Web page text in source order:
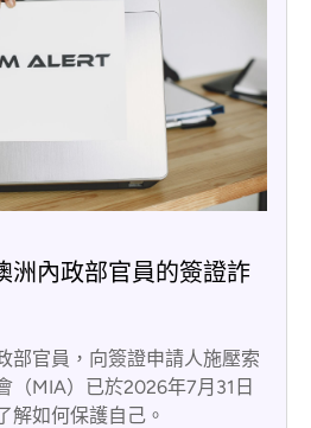
洲內政部官員的簽證詐
部官員，向簽證申請人施壓索
（MIA）已於2026年7月31日
解如何保護自己。